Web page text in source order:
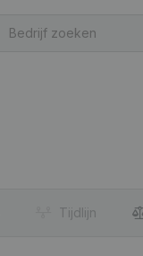
Tijdlijn